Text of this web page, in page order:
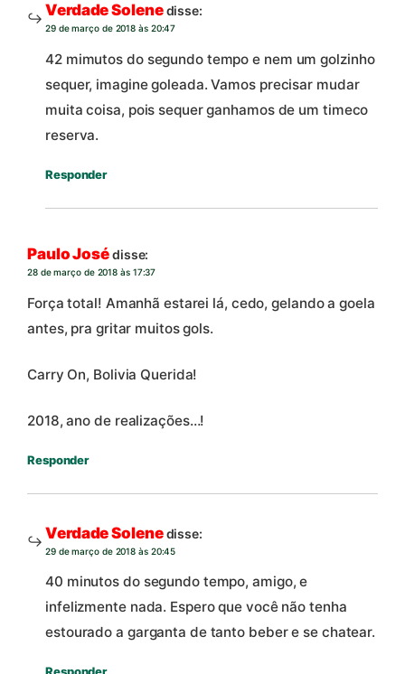
Verdade Solenedisse:
29 de março de 2018 às 20:47
42 mimutos do segundo tempo e nem um golzinho
sequer, imagine goleada. Vamos precisar mudar
muita coisa, pois sequer ganhamos de um timeco
reserva.
Responder
Paulo Josédisse:
28 de março de 2018 às 17:37
Força total! Amanhã estarei lá, cedo, gelando a goela
antes, pra gritar muitos gols.
Carry On, Bolivia Querida!
2018, ano de realizações…!
Responder
Verdade Solenedisse:
29 de março de 2018 às 20:45
40 minutos do segundo tempo, amigo, e
infelizmente nada. Espero que você não tenha
estourado a garganta de tanto beber e se chatear.